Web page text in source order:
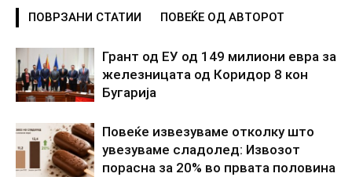
ПОВРЗАНИ СТАТИИ ПОВЕЌЕ ОД АВТОРОТ
Грант од ЕУ од 149 милиони евра за
железницата од Коридор 8 кон
Бугарија
Повеќе извезуваме отколку што
увезуваме сладолед: Извозот
порасна за 20% во првата половина